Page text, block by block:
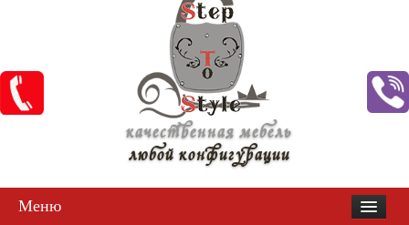
качественная мебель
любой конфигурации
Меню